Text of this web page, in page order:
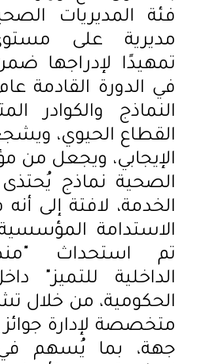
مديرية على
تمهيدًا لإدراجها
النماذج والكوادر
القطاع الحيوي،
الإيجابي، ويجعل من
الصحية نماذج
الخدمة، لافتة إلى
الاستدامة المؤسسية
تم استحداث
الداخلية للتميز"
الحكومية، من خلال
متخصصة لإدارة جوائز
جهة، بما يُسهم في